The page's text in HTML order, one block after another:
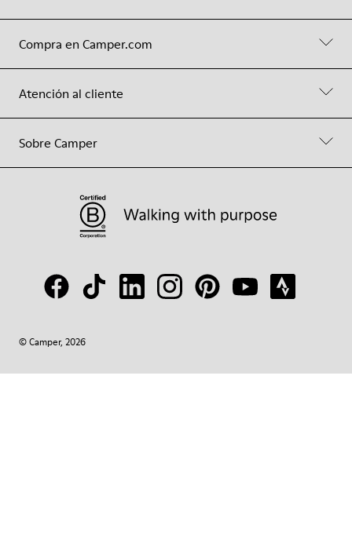
Compra en Camper.com
Atención al cliente
Sobre Camper
© Camper, 2026